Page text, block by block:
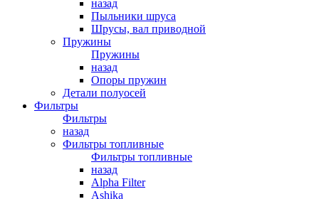
назад
Пыльники шруса
Шрусы, вал приводной
Пружины
Пружины
назад
Опоры пружин
Детали полуосей
Фильтры
Фильтры
назад
Фильтры топливные
Фильтры топливные
назад
Alpha Filter
Ashika